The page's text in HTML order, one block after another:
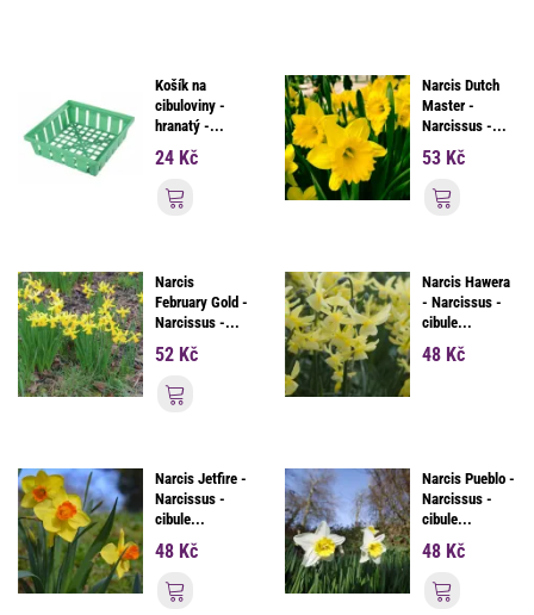
Košík na
cibuloviny -
hranatý -...
24 Kč
Přidat do košíku
Narcis Dutch
Master -
Narcissus -...
53 Kč
Narcis
February Gold -
Narcissus -...
52 Kč
Přidat do košíku
Narcis Hawera
- Narcissus -
cibule...
48 Kč
Narcis Jetfire -
Narcissus -
cibule...
48 Kč
Přidat do košíku
Narcis Pueblo -
Narcissus -
cibule...
48 Kč